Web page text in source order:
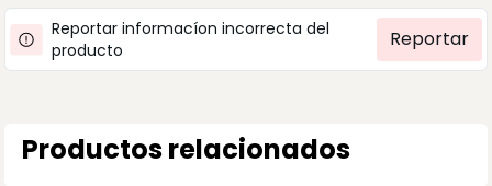
Reportar informacíon incorrecta del
producto
Reportar
Productos relacionados